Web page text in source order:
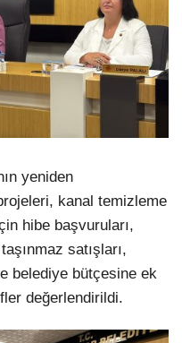
yeniden
kanal temizleme
hibe başvuruları,
satışları,
belediye bütçesine ek
değerlendirildi.